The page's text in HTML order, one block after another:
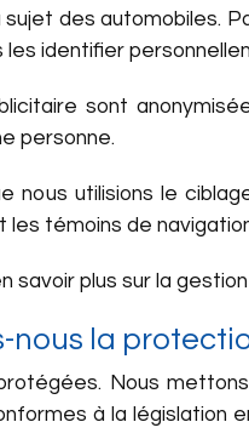
des automobiles.
identifier
sont
personne.
nous utilisions le
témoins de
savoir plus sur la
nous la
Nous
à la législation